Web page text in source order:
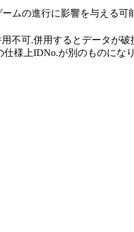
ムの進行に影響を与える可
不可.併用するとデータが破
様上IDNo.が別のものにな